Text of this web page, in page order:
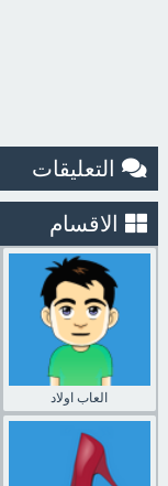
التعليقات
الاقسام
العاب اولاد